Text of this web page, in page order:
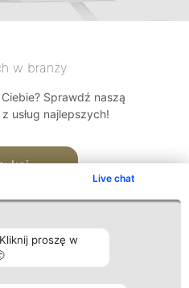
Live chat
proszę w
w branży
Sprawdź naszą
usług najlepszych!
Kontakt